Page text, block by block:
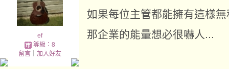
ef
等級：8
留言｜ 加入好友
如果每位主管都能擁有這樣
那企業的能量想必很嚇人...